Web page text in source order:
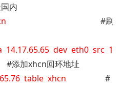
内
#刷
dev eth0 src 1
加xhcn回环地址
table xhcn
#